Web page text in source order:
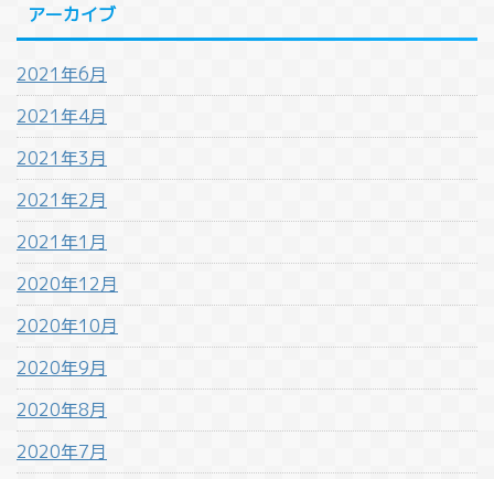
アーカイブ
2021年6月
2021年4月
2021年3月
2021年2月
2021年1月
2020年12月
2020年10月
2020年9月
2020年8月
2020年7月